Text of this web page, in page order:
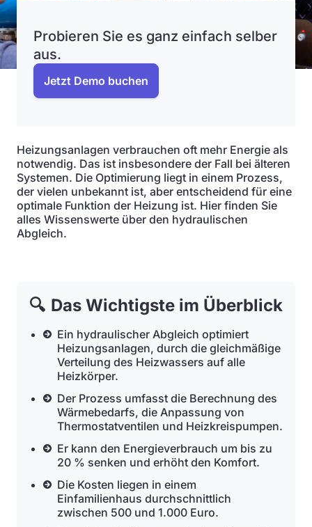
Probieren Sie es ganz einfach selber
aus.
Jetzt Demo buchen
Heizungsanlagen verbrauchen oft mehr Energie als
notwendig. Das ist insbesondere der Fall bei älteren
Systemen. Die Optimierung liegt in einem Prozess,
der vielen unbekannt ist, aber entscheidend für eine
optimale Funktion der Heizung ist. Hier finden Sie
alles Wissenswerte über den hydraulischen
Abgleich.
🔍 Das Wichtigste im Überblick
Ein hydraulischer Abgleich optimiert
Heizungsanlagen, durch die gleichmäßige
Verteilung des Heizwassers auf alle
Heizkörper.
Der Prozess umfasst die Berechnung des
Wärmebedarfs, die Anpassung von
Thermostatventilen und Heizkreispumpen.
Er kann den Energieverbrauch um bis zu
20 % senken und erhöht den Komfort.
Die Kosten liegen in einem
Einfamilienhaus durchschnittlich
zwischen 500 und 1.000 Euro.